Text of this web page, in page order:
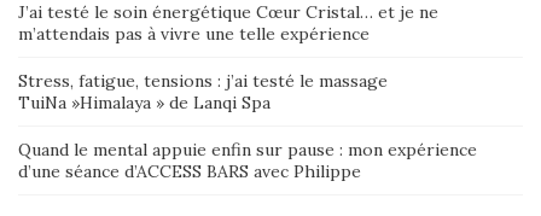
J’ai testé le soin énergétique Cœur Cristal… et je ne
m’attendais pas à vivre une telle expérience
Stress, fatigue, tensions : j’ai testé le massage
TuiNa »Himalaya » de Lanqi Spa
Quand le mental appuie enfin sur pause : mon expérience
d’une séance d’ACCESS BARS avec Philippe